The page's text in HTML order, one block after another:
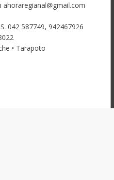
042 587749, 942467926
• Tarapoto